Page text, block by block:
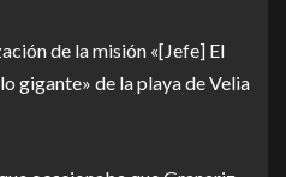
de la misión «[Jefe] El
gigante» de la playa de Velia